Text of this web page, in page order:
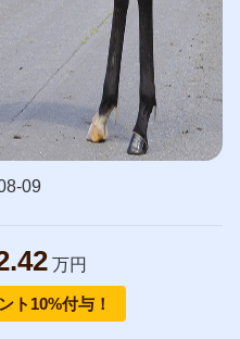
09
万円
ト10%付与！